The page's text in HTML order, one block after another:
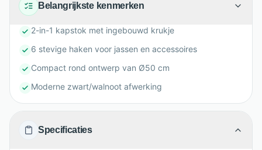
Belangrijkste kenmerken
2-in-1 kapstok met ingebouwd krukje
6 stevige haken voor jassen en accessoires
Compact rond ontwerp van Ø50 cm
Moderne zwart/walnoot afwerking
Specificaties